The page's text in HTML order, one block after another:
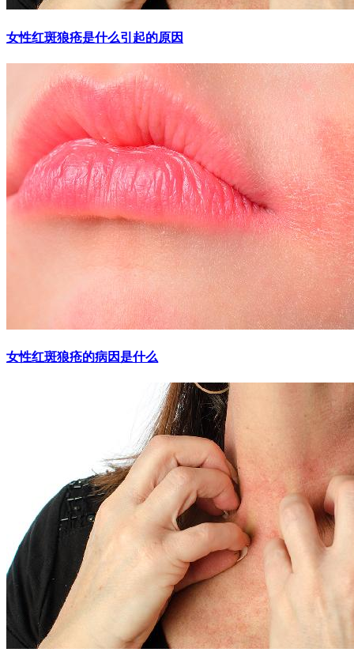
女性红斑狼疮是什么引起的原因
女性红斑狼疮的病因是什么